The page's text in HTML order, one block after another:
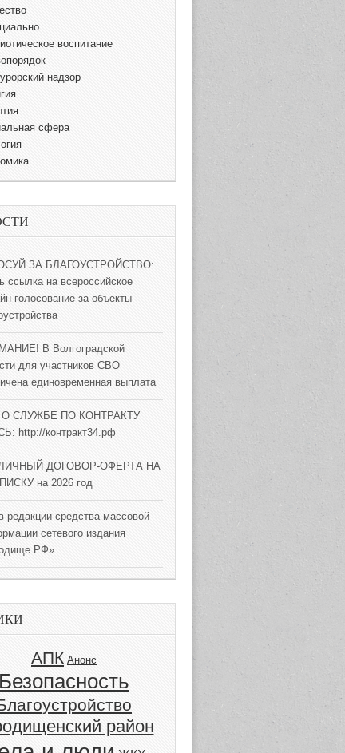
воспитание
надзор
сфера
ЗА БЛАГОУСТРОЙСТВО:
ссылка на всероссийское
голосование за объекты
В Волгоградской
для участников СВО
единовременная выплата
О СЛУЖБЕ ПО КОНТРАКТУ
http://контракт34.рф
ДОГОВОР-ОФЕРТА НА
на 2026 год
редакции средства массовой
сетевого издания
АПК Анонс
Безопасность
район